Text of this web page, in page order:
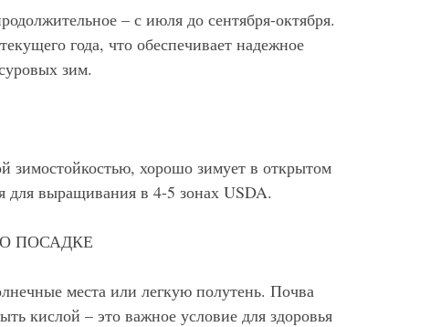
– с июля до сентября-октября.
года, что обеспечивает надежное
зим.
зимостойкостью, хорошо зимует в открытом
для выращивания в 4-5 зонах USDA.
ПОСАДКЕ
места или легкую полутень. Почва
кислой – это важное условие для здоровья